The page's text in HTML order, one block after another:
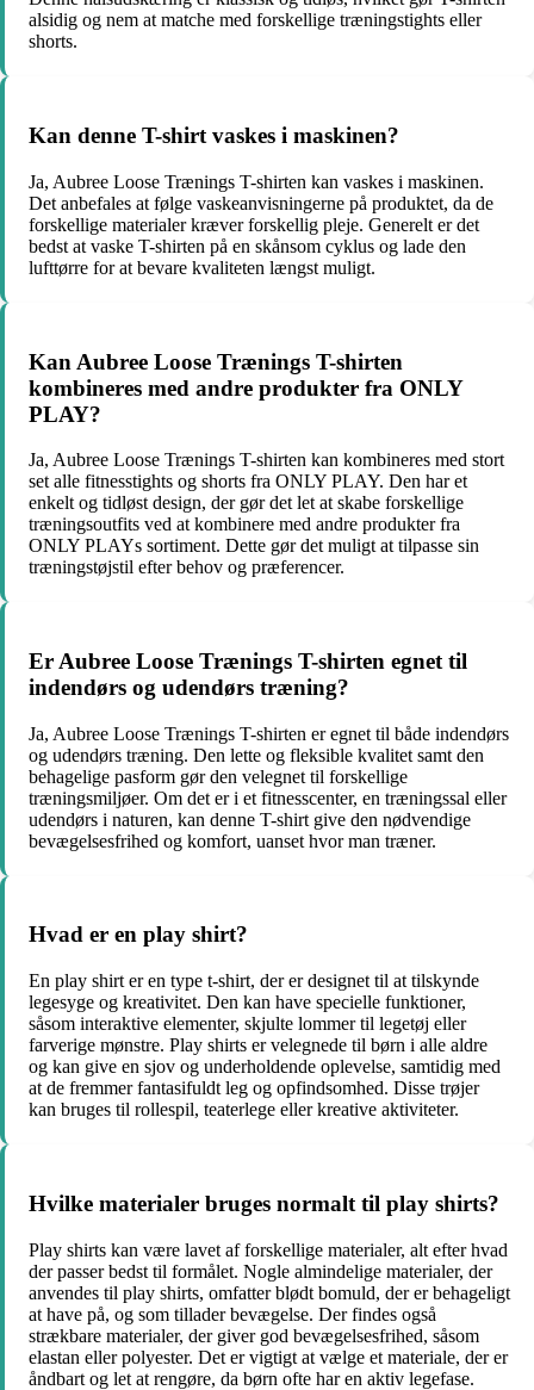
alsidig og nem at matche med forskellige træningstights eller
shorts.
Kan denne T-shirt vaskes i maskinen?
Ja, Aubree Loose Trænings T-shirten kan vaskes i maskinen.
Det anbefales at følge vaskeanvisningerne på produktet, da de
forskellige materialer kræver forskellig pleje. Generelt er det
bedst at vaske T-shirten på en skånsom cyklus og lade den
lufttørre for at bevare kvaliteten længst muligt.
Kan Aubree Loose Trænings T-shirten
kombineres med andre produkter fra ONLY
PLAY?
Ja, Aubree Loose Trænings T-shirten kan kombineres med stort
set alle fitnesstights og shorts fra ONLY PLAY. Den har et
enkelt og tidløst design, der gør det let at skabe forskellige
træningsoutfits ved at kombinere med andre produkter fra
ONLY PLAYs sortiment. Dette gør det muligt at tilpasse sin
træningstøjstil efter behov og præferencer.
Er Aubree Loose Trænings T-shirten egnet til
indendørs og udendørs træning?
Ja, Aubree Loose Trænings T-shirten er egnet til både indendørs
og udendørs træning. Den lette og fleksible kvalitet samt den
behagelige pasform gør den velegnet til forskellige
træningsmiljøer. Om det er i et fitnesscenter, en træningssal eller
udendørs i naturen, kan denne T-shirt give den nødvendige
bevægelsesfrihed og komfort, uanset hvor man træner.
Hvad er en play shirt?
En play shirt er en type t-shirt, der er designet til at tilskynde
legesyge og kreativitet. Den kan have specielle funktioner,
såsom interaktive elementer, skjulte lommer til legetøj eller
farverige mønstre. Play shirts er velegnede til børn i alle aldre
og kan give en sjov og underholdende oplevelse, samtidig med
at de fremmer fantasifuldt leg og opfindsomhed. Disse trøjer
kan bruges til rollespil, teaterlege eller kreative aktiviteter.
Hvilke materialer bruges normalt til play shirts?
Play shirts kan være lavet af forskellige materialer, alt efter hvad
der passer bedst til formålet. Nogle almindelige materialer, der
anvendes til play shirts, omfatter blødt bomuld, der er behageligt
at have på, og som tillader bevægelse. Der findes også
strækbare materialer, der giver god bevægelsesfrihed, såsom
elastan eller polyester. Det er vigtigt at vælge et materiale, der er
åndbart og let at rengøre, da børn ofte har en aktiv legefase.